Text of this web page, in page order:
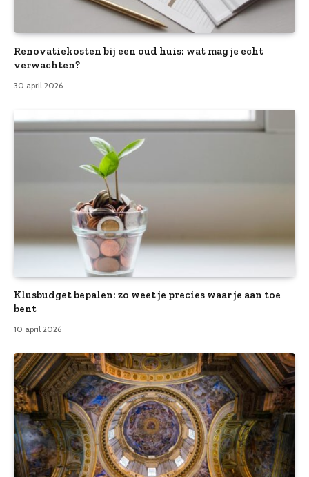
Renovatiekosten bij een oud huis: wat mag je echt
verwachten?
30 april 2026
Klusbudget bepalen: zo weet je precies waar je aan toe
bent
10 april 2026